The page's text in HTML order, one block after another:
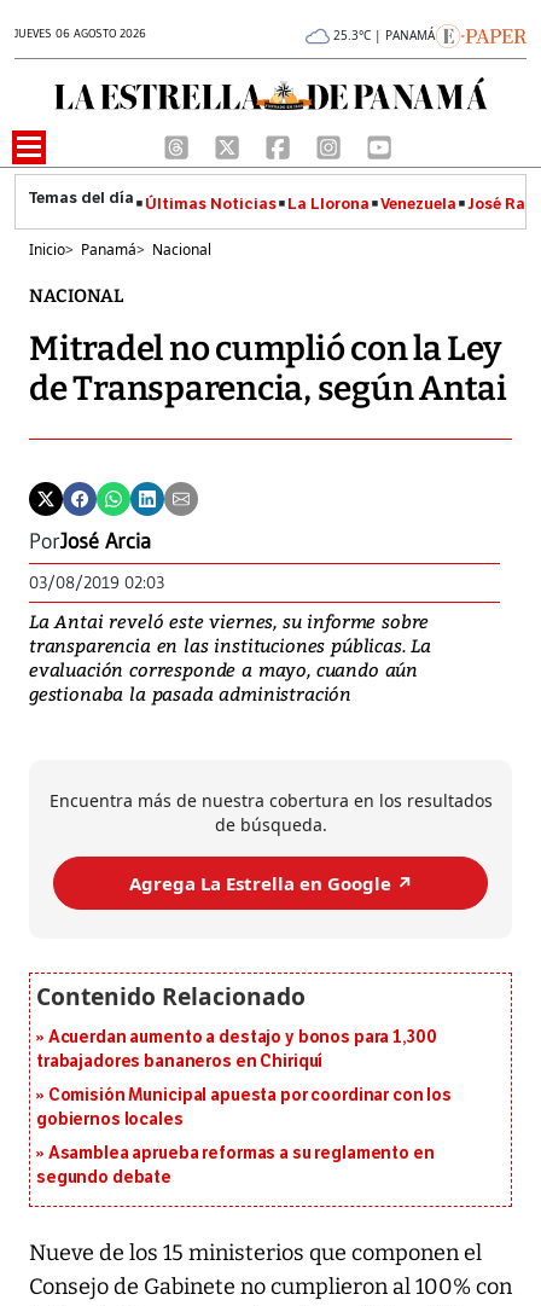
JUEVES 06 AGOSTO 2026 25.3°C | PANAMÁ
Últimas Noticias La Llorona Venezuela José
Inicio> Panamá> Nacional
NACIONAL
Mitradel no cumplió con la Ley
de Transparencia, según Antai
PorJosé Arcia
03/08/2019 02:03
La Antai reveló este viernes, su informe sobre
transparencia en las instituciones públicas. La
evaluación corresponde a mayo, cuando aún
gestionaba la pasada administración
Encuentra más de nuestra cobertura en los resultados
de búsqueda.
Agrega La Estrella en Google ↗️
Acuerdan aumento a destajo y bonos para 1,300
trabajadores bananeros en Chiriquí
Comisión Municipal apuesta por coordinar con los
gobiernos locales
Asamblea aprueba reformas a su reglamento en
segundo debate
Nueve de los 15 ministerios que componen el
Consejo de Gabinete no cumplieron al 100% con